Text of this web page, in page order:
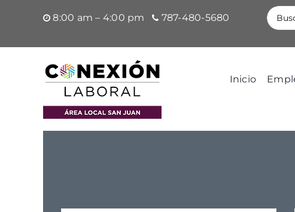
8:00 am – 4:00 pm 787-480-5680
Inicio